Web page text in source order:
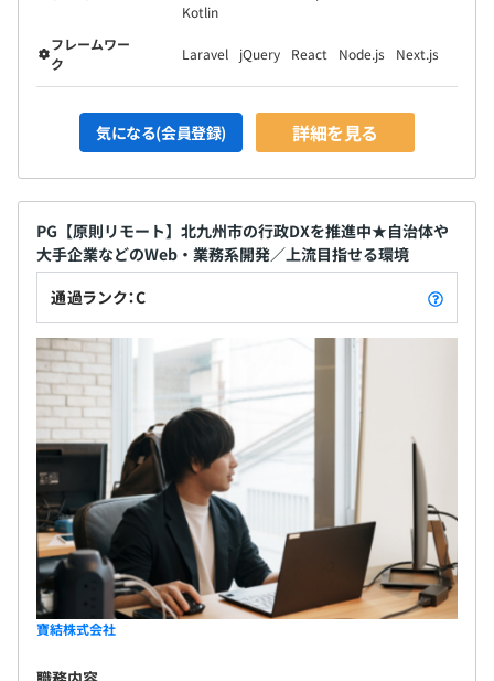
Kotlin
フレームワー
ク
Laravel jQuery React Node.js Next.js
気になる(会員登録) 詳細を見る
PG【原則リモート】北九州市の行政DXを推進中★自治体や
大手企業などのWeb・業務系開発／上流目指せる環境
通過ランク：C
寶結株式会社